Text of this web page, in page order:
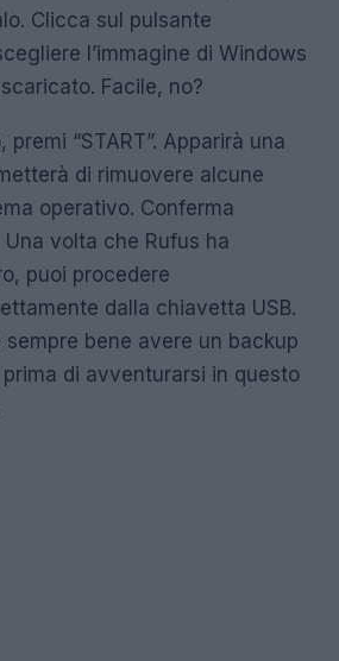
Clicca sul pulsante
l’immagine di Windows
Facile, no?
“START”. Apparirà una
di rimuovere alcune
operativo. Conferma
Una volta che Rufus ha
puoi procedere
dalla chiavetta USB.
bene avere un backup
di avventurarsi in questo